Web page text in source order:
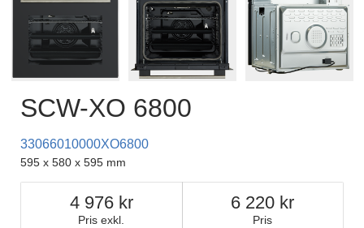
SCW-XO 6800
33066010000XO6800
595 x 580 x 595 mm
Pris exkl.
4 976
Pris
6 220